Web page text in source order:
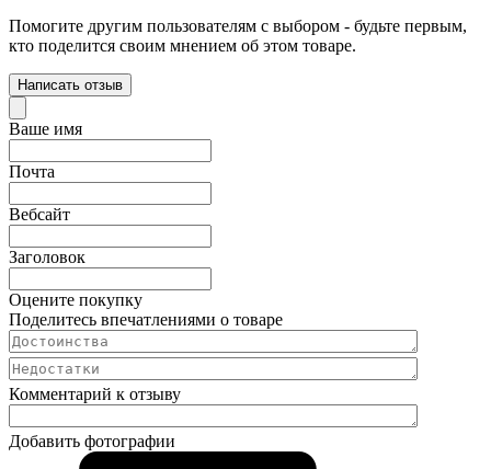
Помогите другим пользователям с выбором - будьте первым,
кто поделится своим мнением об этом товаре.
Написать отзыв
Ваше имя
Почта
Вебсайт
Заголовок
Оцените покупку
Поделитесь впечатлениями о товаре
Комментарий к отзыву
Добавить фотографии